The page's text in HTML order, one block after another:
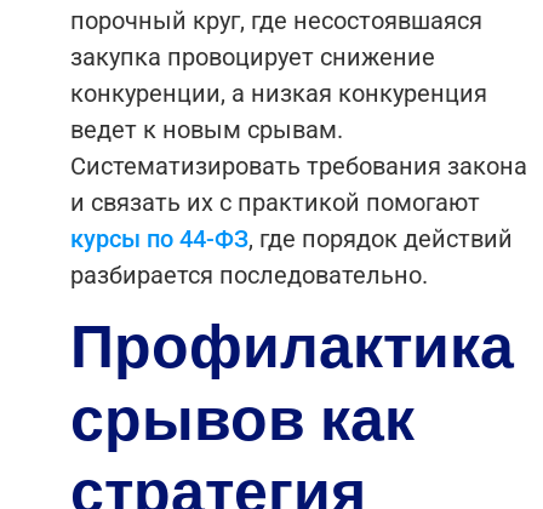
порочный круг, где несостоявшаяся
закупка провоцирует снижение
конкуренции, а низкая конкуренция
ведет к новым срывам.
Систематизировать требования закона
и связать их с практикой помогают
курсы по 44-ФЗ, где порядок действий
разбирается последовательно.
Профилактика
срывов как